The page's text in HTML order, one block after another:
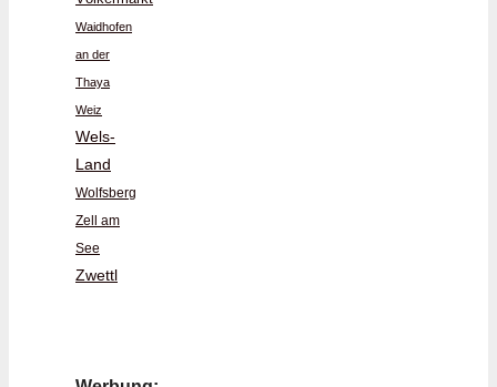
Waidhofen
an der
Thaya
Weiz
Wels-
Land
Wolfsberg
Zell am
See
Zwettl